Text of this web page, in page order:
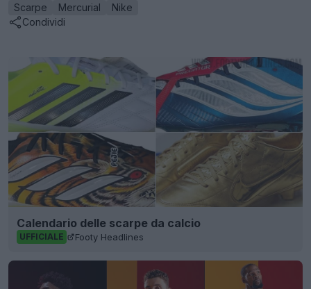
Scarpe Mercurial
Nike
Condividi
Calendario delle scarpe da calcio
UFFICIALE Footy Headlines